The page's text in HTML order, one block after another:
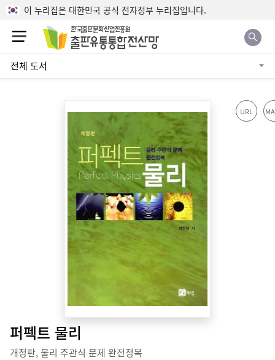
본문으로 바로가기
이 누리집은 대한민국 공식 전자정부 누리집입니다.
전체 도서
퍼펙트 물리
개정판, 물리 주관식 문제 완전정복
URL